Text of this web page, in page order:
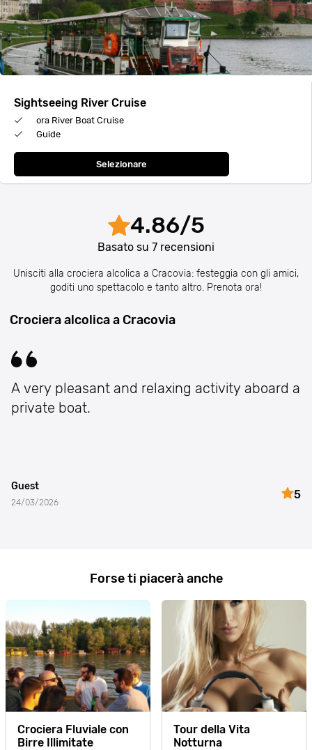
Sightseeing River Cruise
ora River Boat Cruise
Guide
Selezionare
4.86/5
Basato su 7 recensioni
Unisciti alla crociera alcolica a Cracovia: festeggia con gli amici,
goditi uno spettacolo e tanto altro. Prenota ora!
Crociera alcolica a Cracovia
A very pleasant and relaxing activity aboard a
private boat.
Guest
24/03/2026
5
Forse ti piacerà anche
Crociera Fluviale con
Birre Illimitate
Tour della Vita
Notturna